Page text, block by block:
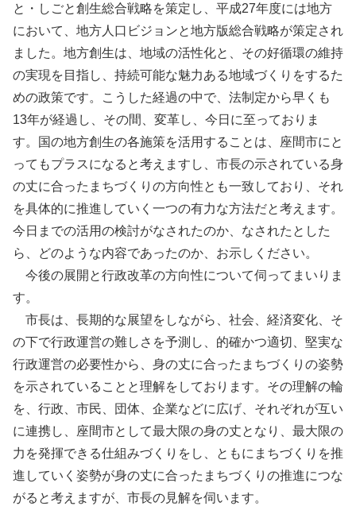
と・しごと創生総合戦略を策定し、平成27年度には地方
において、地方人口ビジョンと地方版総合戦略が策定され
ました。地方創生は、地域の活性化と、その好循環の維持
の実現を目指し、持続可能な魅力ある地域づくりをするた
めの政策です。こうした経過の中で、法制定から早くも
13年が経過し、その間、変革し、今日に至っておりま
す。国の地方創生の各施策を活用することは、座間市にと
ってもプラスになると考えますし、市長の示されている身
の丈に合ったまちづくりの方向性とも一致しており、それ
を具体的に推進していく一つの有力な方法だと考えます。
今日までの活用の検討がなされたのか、なされたとした
ら、どのような内容であったのか、お示しください。
今後の展開と行政改革の方向性について伺ってまいりま
す。
市長は、長期的な展望をしながら、社会、経済変化、そ
の下で行政運営の難しさを予測し、的確かつ適切、堅実な
行政運営の必要性から、身の丈に合ったまちづくりの姿勢
を示されていることと理解をしております。その理解の輪
を、行政、市民、団体、企業などに広げ、それぞれが互い
に連携し、座間市として最大限の身の丈となり、最大限の
力を発揮できる仕組みづくりをし、ともにまちづくりを推
進していく姿勢が身の丈に合ったまちづくりの推進につな
がると考えますが、市長の見解を伺います。